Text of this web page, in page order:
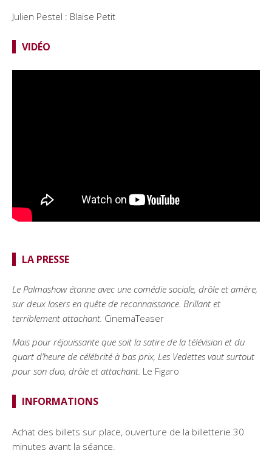
Julien Pestel : Blaise Petit
VIDÉO
LA PRESSE
Le Palmashow étonne avec une comédie sociale, drôle et amère,
sur deux losers en quête de reconnaissance. Brillant et
terriblement attachant. CinemaTeaser
Mais pour réjouissante que soit la satire de la télévision et du
quart d’heure de célébrité à bas prix, Les Vedettes vaut surtout
pour son duo, drôle et attachant. Le Figaro
INFORMATIONS
Achat des billets sur place, ouverture de la billetterie 30
minutes avant la séance.